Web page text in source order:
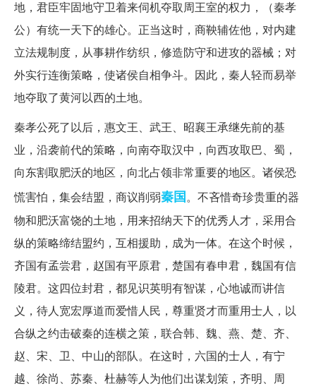
地，君臣牢固地守卫着来伺机夺取周王室的权力，（秦孝
公）有统一天下的雄心。正当这时，商鞅辅佐他，对内建
立法规制度，从事耕作纺织，修造防守和进攻的器械；对
外实行连衡策略，使诸侯自相争斗。因此，秦人轻而易举
地夺取了黄河以西的土地。
秦孝公死了以后，惠文王、武王、昭襄王承继先前的基
业，沿袭前代的策略，向南夺取汉中，向西攻取巴、蜀，
向东割取肥沃的地区，向北占领非常重要的地区。诸侯恐
慌害怕，集会结盟，商议削弱秦国。不吝惜奇珍贵重的器
物和肥沃富饶的土地，用来招纳天下的优秀人才，采用合
纵的策略缔结盟约，互相援助，成为一体。在这个时候，
齐国有孟尝君，赵国有平原君，楚国有春申君，魏国有信
陵君。这四位封君，都见识英明有智谋，心地诚而讲信
义，待人宽宏厚道而爱惜人民，尊重贤才而重用士人，以
合纵之约击破秦的连横之策，联合韩、魏、燕、楚、齐、
赵、宋、卫、中山的部队。在这时，六国的士人，有宁
越、徐尚、苏秦、杜赫等人为他们出谋划策，齐明、周